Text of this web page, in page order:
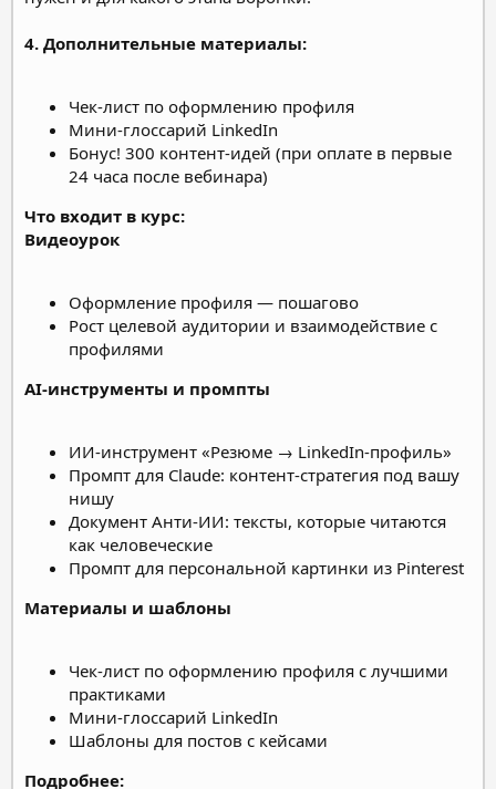
4. Дополнительные материалы:
Чек-лист по оформлению профиля
Мини-глоссарий LinkedIn
Бонус! 300 контент-идей (при оплате в первые
24 часа после вебинара)
Что входит в курс:
Видеоурок
Оформление профиля — пошагово
Рост целевой аудитории и взаимодействие с
профилями
AI-инструменты и промпты
ИИ-инструмент «Резюме → LinkedIn-профиль»
Промпт для Claude: контент-стратегия под вашу
нишу
Документ Анти-ИИ: тексты, которые читаются
как человеческие
Промпт для персональной картинки из Pinterest
Материалы и шаблоны
Чек-лист по оформлению профиля с лучшими
практиками
Мини-глоссарий LinkedIn
Шаблоны для постов с кейсами
Подробнее: